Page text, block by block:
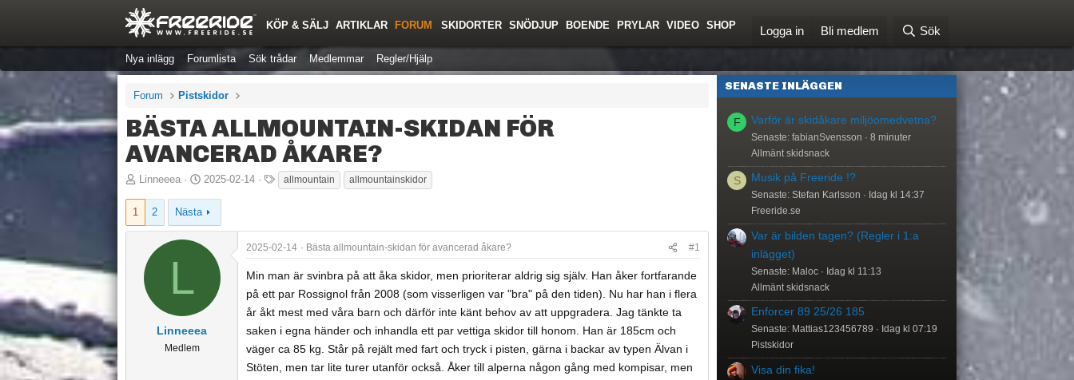
KÖP & SÄLJ ARTIKLAR FORUM SKIDORTER SNÖDJUP BOENDE PRYLAR VIDEO SHOP Logga in Bli medlem Sök
Nya inlägg Forumlista Sök trådar Medlemmar Regler/Hjälp
Forum Pistskidor
BÄSTA ALLMOUNTAIN-SKIDAN FÖR
AVANCERAD ÅKARE?
T
r
d
Linneeea
S
t
a
r
t
m
2025-02-14
g
a
allmountain allmountainskidor
1 2 Nästa
L
Linneeea
Medlem
2025-02-14 Bästa allmountain-skidan för avancerad åkare? #1
Min man är svinbra på att åka skidor, men prioriterar aldrig sig själv. Han åker fortfarande
på ett par Rossignol från 2008 (som visserligen var "bra" på den tiden). Nu har han i flera
år åkt mest med våra barn och därför inte känt behov av att uppgradera. Jag tänkte ta
saken i egna händer och inhandla ett par vettiga skidor till honom. Han är 185cm och
väger ca 85 kg. Står på rejält med fart och tryck i pisten, gärna i backar av typen Älvan i
Stöten, men tar lite turer utanför också. Åker till alperna någon gång med kompisar, men
SENASTE INLÄGGEN
F Varför är skidåkare miljöomedvetna?
Senaste: fabianSvensson
8 minuter
Allmänt skidsnack
S Musik på Freeride !?
Senaste: Stefan Karlsson
Idag kl 14:37
Freeride.se
Var är bilden tagen? (Regler i 1:a
inlägget)
Senaste: Maloc
Idag kl 11:13
Allmänt skidsnack
Enforcer 89 25/26 185
Senaste: Mattias123456789
Idag kl 07:19
Pistskidor
Visa din fika!